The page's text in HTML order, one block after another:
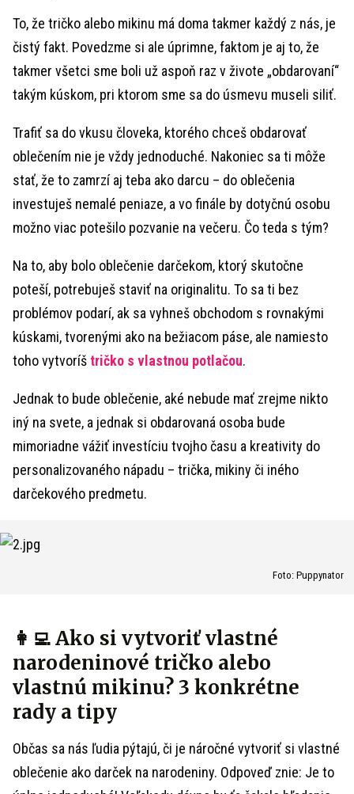
To, že tričko alebo mikinu má doma takmer každý z nás, je
čistý fakt. Povedzme si ale úprimne, faktom je aj to, že
takmer všetci sme boli už aspoň raz v živote „obdarovaní“
takým kúskom, pri ktorom sme sa do úsmevu museli siliť.
Trafiť sa do vkusu človeka, ktorého chceš obdarovať
oblečením nie je vždy jednoduché. Nakoniec sa ti môže
stať, že to zamrzí aj teba ako darcu – do oblečenia
investuješ nemalé peniaze, a vo finále by dotyčnú osobu
možno viac potešilo pozvanie na večeru. Čo teda s tým?
Na to, aby bolo oblečenie darčekom, ktorý skutočne
poteší, potrebuješ staviť na originalitu. To sa ti bez
problémov podarí, ak sa vyhneš obchodom s rovnakými
kúskami, tvorenými ako na bežiacom páse, ale namiesto
toho vytvoríštričko s vlastnou potlačou.
Jednak to bude oblečenie, aké nebude mať zrejme nikto
iný na svete, a jednak si obdarovaná osoba bude
mimoriadne vážiť investíciu tvojho času a kreativity do
personalizovaného nápadu – trička, mikiny či iného
darčekového predmetu.
Foto: Puppynator
👩‍💻 Ako si vytvoriť vlastné
narodeninové tričko alebo
vlastnú mikinu? 3 konkrétne
rady a tipy
Občas sa nás ľudia pýtajú, či je náročné vytvoriť si vlastné
oblečenie ako darček na narodeniny. Odpoveď znie: Je to